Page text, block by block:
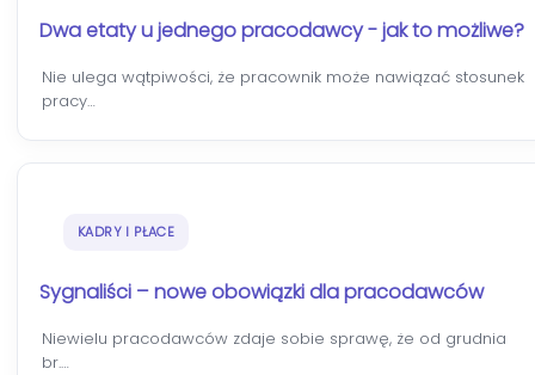
Dwa etaty u jednego pracodawcy - jak to możliwe?
Nie ulega wątpiwości, że pracownik może nawiązać stosunek
pracy…
KADRY I PŁACE
Sygnaliści – nowe obowiązki dla pracodawców
Niewielu pracodawców zdaje sobie sprawę, że od grudnia
br.…